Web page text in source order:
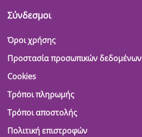
Σύνδεσμοι
Όροι χρήσης
Προστασία προσωπικών δεδομένων
Cookies
Τρόποι πληρωμής
Τρόποι αποστολής
Πολιτική επιστροφών